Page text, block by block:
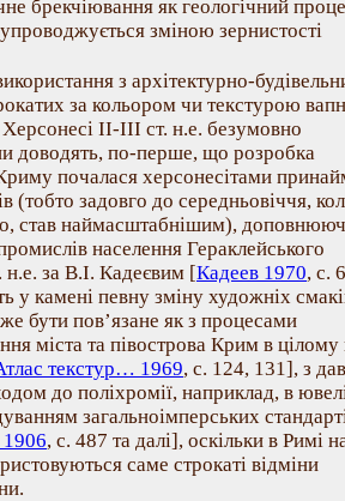
брекчіювання як геологічний
зміною зернистості
з архітектурно-
за кольором чи текстурою
Херсонесі II-III ст. н.е. безумовно
доводять, по-перше, що розробка
почалася херсонесітами
(тобто задовго до середньовіччя,
став наймасштабнішим),
населення Гераклейського
н.е. за В.І. Кадеєвим [Кадеев 1970, с.
у камені певну зміну художніх
бути пов’язане як з процесами
міста та півострова Крим в цілому
текстур… 1969, с. 124, 131], з
до поліхромії, наприклад, в
загальноімперських
, с. 487 та далі], оскільки в Римі
саме строкаті відміни